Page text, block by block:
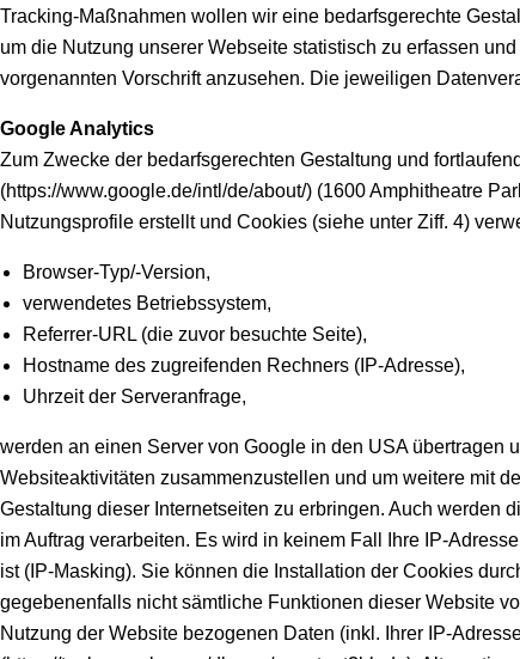
Tracking-Maßnahmen wollen wir eine bedarfsgerechte
um die Nutzung unserer Webseite statistisch zu erfassen
vorgenannten Vorschrift anzusehen. Die jeweiligen
Google Analytics
Zum Zwecke der bedarfsgerechten Gestaltung und
(https://www.google.de/intl/de/about/) (1600 Amphitheatre
Nutzungsprofile erstellt und Cookies (siehe unter Ziff. 4)
Browser-Typ/-Version,
verwendetes Betriebssystem,
Referrer-URL (die zuvor besuchte Seite),
Hostname des zugreifenden Rechners (IP-Adresse),
Uhrzeit der Serveranfrage,
werden an einen Server von Google in den USA übertragen
Websiteaktivitäten zusammenzustellen und um weitere mit
Gestaltung dieser Internetseiten zu erbringen. Auch werden
im Auftrag verarbeiten. Es wird in keinem Fall Ihre IP-
ist (IP-Masking). Sie können die Installation der Cookies
gegebenenfalls nicht sämtliche Funktionen dieser Website
Nutzung der Website bezogenen Daten (inkl. Ihrer IP-